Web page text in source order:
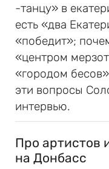
-танцу» в
есть «два
«победит»;
«центром
«городом
эти вопросы
интервью.
Про артистов
на Донбасс